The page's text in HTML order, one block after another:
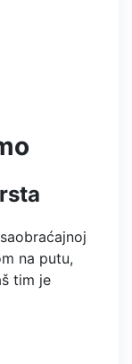
na putu,
tim je